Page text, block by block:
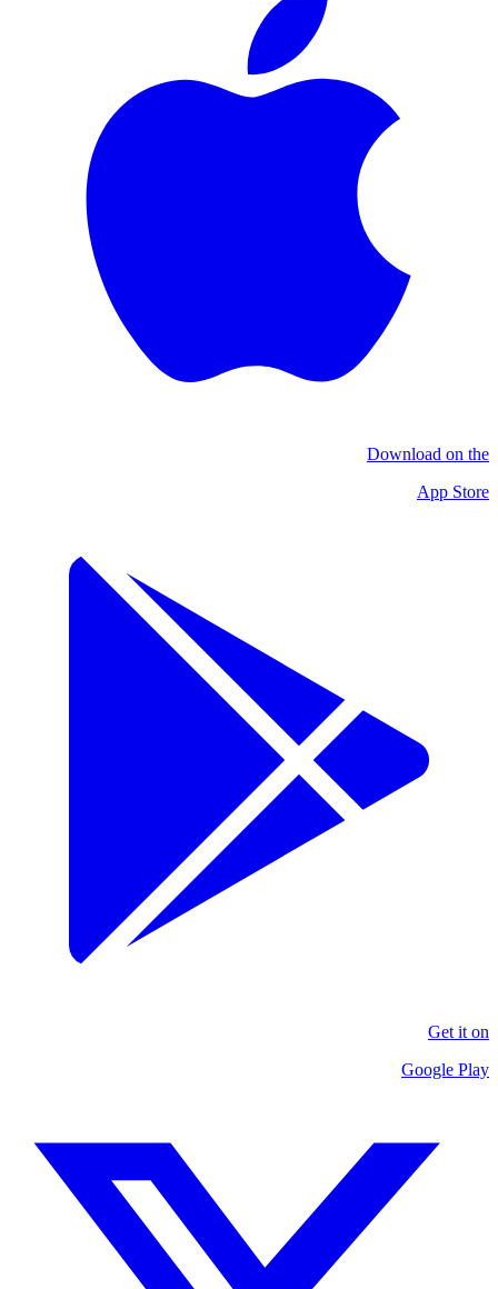
Download on the
App Store
Get it on
Google Play